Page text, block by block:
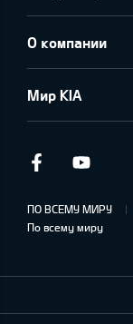
О компании
Мир KIA
Facebook
ПО ВСЕМУ МИРУ
По всему миру